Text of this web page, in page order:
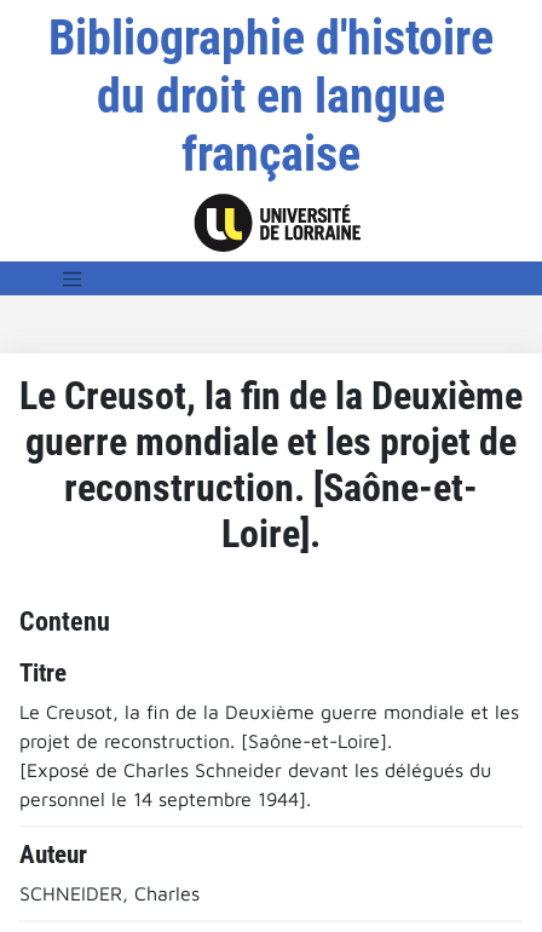
Bibliographie d'histoire
du droit en langue
française
Le Creusot, la fin de la Deuxième
guerre mondiale et les projet de
reconstruction. [Saône-et-
Loire].
Contenu
Titre
Le Creusot, la fin de la Deuxième guerre mondiale et les
projet de reconstruction. [Saône-et-Loire].
[Exposé de Charles Schneider devant les délégués du
personnel le 14 septembre 1944].
Auteur
SCHNEIDER, Charles